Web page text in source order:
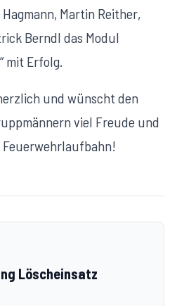
Martin Reither,
Berndl das Modul
mit Erfolg.
und wünscht den
viel Freude und
Löscheinsatz